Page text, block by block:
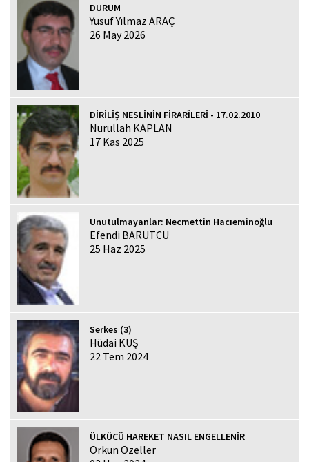
DURUM
Yusuf Yılmaz ARAÇ
26 May 2026
DİRİLİŞ NESLİNİN FİRARÎLERİ - 17.02.2010
Nurullah KAPLAN
17 Kas 2025
Unutulmayanlar: Necmettin Hacıeminoğlu
Efendi BARUTCU
25 Haz 2025
Serkes (3)
Hüdai KUŞ
22 Tem 2024
ÜLKÜCÜ HAREKET NASIL ENGELLENİR
Orkun Özeller